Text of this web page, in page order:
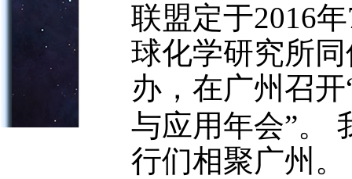
联盟定于2016年
球化学研究所
办，在广州召开
与应用年会”。
行们相聚广州 。